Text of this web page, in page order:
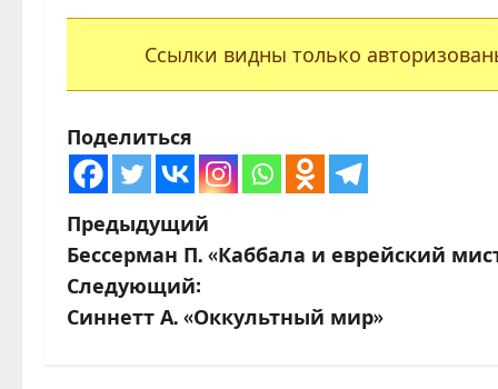
Ссылки видны только
Поделиться
Н
а
в
Предыдущий
Бессерман П. «Каббала и еврейский
Следующий:
Синнетт А. «Оккультный мир»